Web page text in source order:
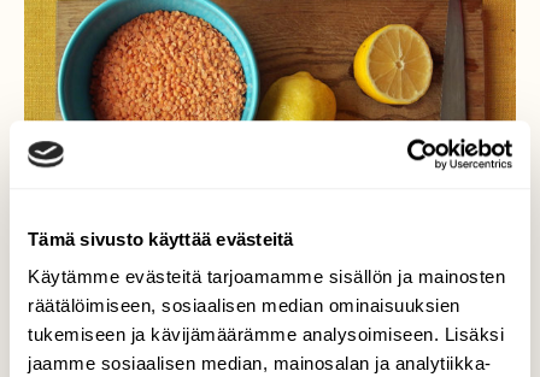
Tämä sivusto käyttää evästeitä
Käytämme evästeitä tarjoamamme sisällön ja mainosten
räätälöimiseen, sosiaalisen median ominaisuuksien
tukemiseen ja kävijämäärämme analysoimiseen. Lisäksi
jaamme sosiaalisen median, mainosalan ja analytiikka-
Punaisen linssitahnan valmistusta.